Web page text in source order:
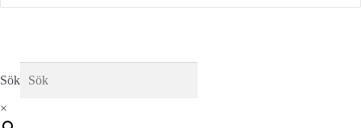
Giro(1)
Sök
×